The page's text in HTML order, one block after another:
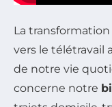
La
vers le télétravail
de notre vie
concerne notre